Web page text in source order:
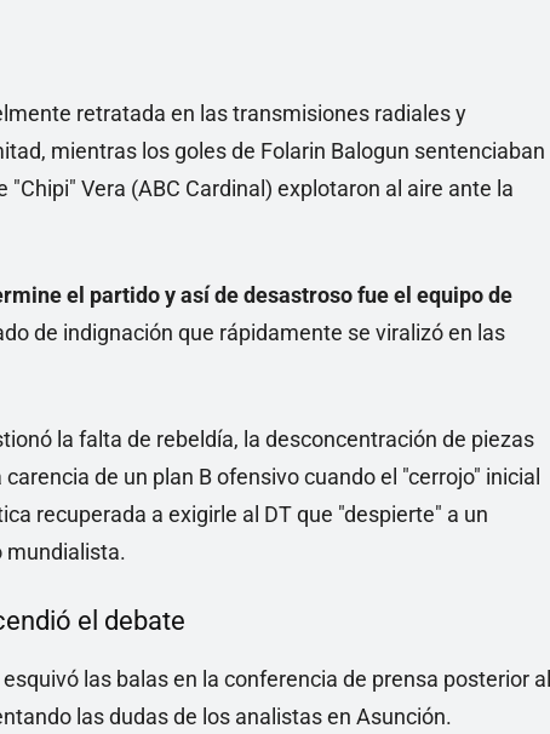
retratada en las transmisiones radiales y
mientras los goles de Folarin Balogun sentenciaban
Vera (ABC Cardinal) explotaron al aire ante la
el partido y así de desastroso fue el equipo de
de indignación que rápidamente se viralizó en las
la falta de rebeldía, la desconcentración de piezas
de un plan B ofensivo cuando el "cerrojo" inicial
recuperada a exigirle al DT que "despierte" a un
mundialista.
el debate
las balas en la conferencia de prensa posterior al
las dudas de los analistas en Asunción.